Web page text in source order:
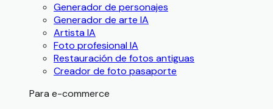
Generador de personajes
Generador de arte IA
Artista IA
Foto profesional IA
Restauración de fotos antiguas
Creador de foto pasaporte
Para e-commerce